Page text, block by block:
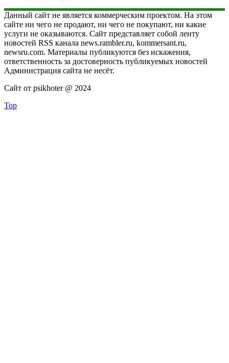
Данный сайт не является коммерческим проектом. На этом
сайте ни чего не продают, ни чего не покупают, ни какие
услуги не оказываются. Сайт представляет собой ленту
новостей RSS канала news.rambler.ru, kommersant.ru,
newsru.com. Материалы публикуются без искажения,
ответственность за достоверность публикуемых новостей
Администрация сайта не несёт.
Сайт от psikhoter @ 2024
Top